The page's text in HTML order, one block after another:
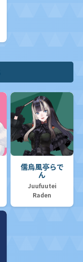
儒烏風亭らで
ん
Juufuutei
Raden